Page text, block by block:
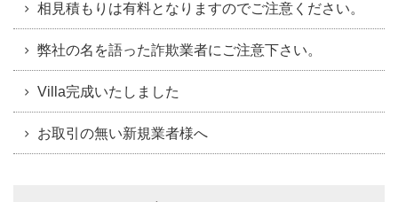
相見積もりは有料となりますのでご注意ください。
弊社の名を語った詐欺業者にご注意下さい。
Villa完成いたしました
お取引の無い新規業者様へ